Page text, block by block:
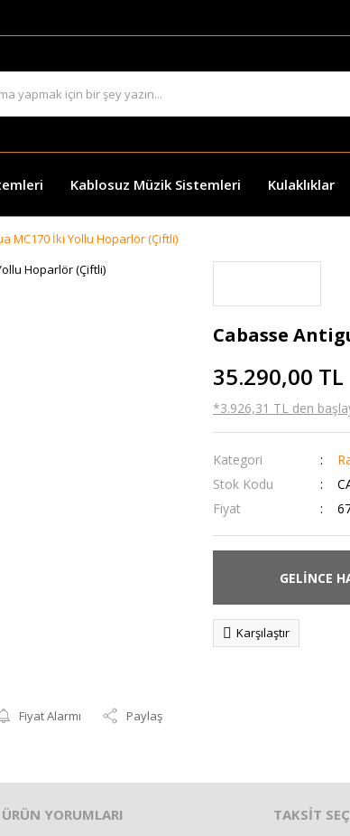
Kablosuz Müzik Sistemleri Kulaklıklar
MC170 İki Yollu Hoparlör (Çiftli)
Fiyat Alarmı Paylaş
Cabasse
35.290,00 TL
*3.926,31 TL den
Kategori
Stok Kodu
Fiyat
GELİNCE
Karşılaştır
ÜRÜN YORUMLARI TAKSİT